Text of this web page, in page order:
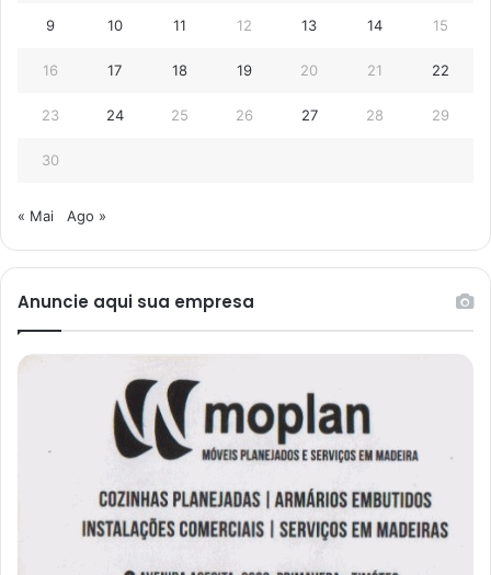
9 10 11 12 13 14 15
16 17 18 19 20 21 22
23 24 25 26 27 28 29
30
« Mai Ago »
Anuncie aqui sua empresa